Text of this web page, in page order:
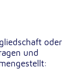
oder
und